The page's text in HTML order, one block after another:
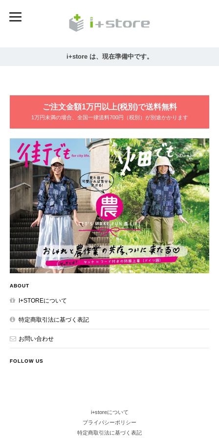
i+store は、現在準備中です。
ご注文金額1万円以上(税別)で送料無料
1万円未満の場合、全国一律送料700円（税別）が別途かかります
ABOUT
I+STOREについて
特定商取引法に基づく表記
お問い合わせ
FOLLOW US
i+storeについて
プライバシーポリシー
特定商取引法に基づく表記